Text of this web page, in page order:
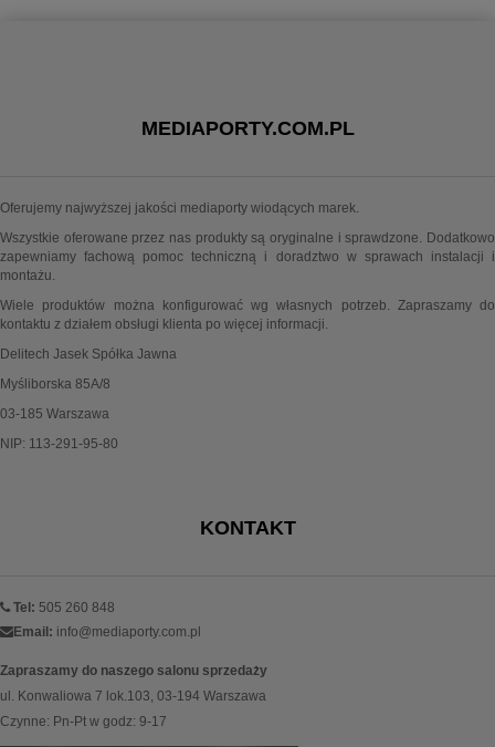
MEDIAPORTY.COM.PL
Oferujemy najwyższej jakości mediaporty wiodących marek.
Wszystkie oferowane przez nas produkty są oryginalne i sprawdzone. Dodatkowo
zapewniamy fachową pomoc techniczną i doradztwo w sprawach instalacji i
montażu.
Wiele produktów można konfigurować wg własnych potrzeb. Zapraszamy do
kontaktu z działem obsługi klienta po więcej informacji.
Delitech Jasek Spółka Jawna
Myśliborska 85A/8
03-185 Warszawa
NIP: 113-291-95-80
KONTAKT
Tel: 505 260 848
Email: info@mediaporty.com.pl
Zapraszamy do naszego salonu sprzedaży
ul. Konwaliowa 7 lok.103, 03-194 Warszawa
Czynne: Pn-Pt w godz: 9-17